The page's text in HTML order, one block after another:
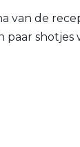
van de
paar